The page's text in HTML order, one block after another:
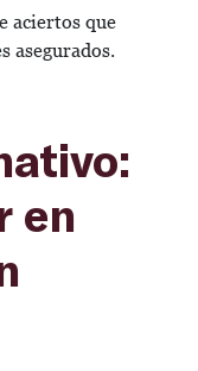
aciertos que
asegurados.
en